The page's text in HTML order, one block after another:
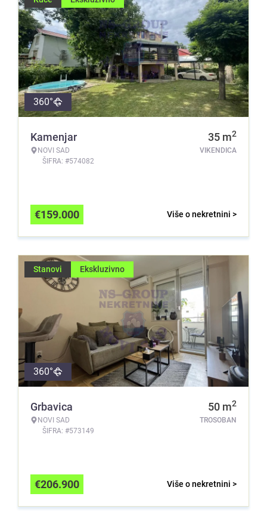
360°
Kamenjar
NOVI SAD
ŠIFRA: #574082
35 m2
VIKENDICA
Više o nekretnini >
€159.000
Stanovi Ekskluzivno
360°
Grbavica
NOVI SAD
ŠIFRA: #573149
50 m2
TROSOBAN
Više o nekretnini >
€206.900